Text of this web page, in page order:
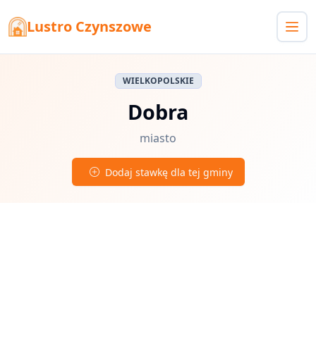
Lustro Czynszowe
WIELKOPOLSKIE
Dobra
miasto
Dodaj stawkę dla tej gminy